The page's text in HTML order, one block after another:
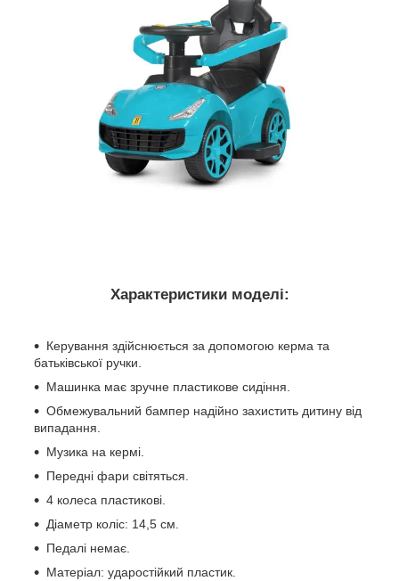
Характеристики моделі:
Керування здійснюється за допомогою керма та
батьківської ручки.
Машинка має зручне пластикове сидіння.
Обмежувальний бампер надійно захистить дитину від
випадання.
Музика на кермі.
Передні фари світяться.
4 колеса пластикові.
Діаметр коліс: 14,5 см.
Педалі немає.
Матеріал: ударостійкий пластик.